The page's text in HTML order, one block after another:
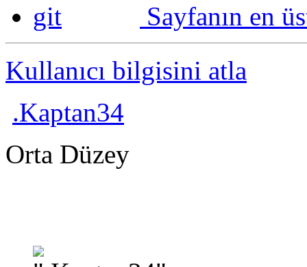
Sayfanın en
Kullanıcı bilgisini atla
.Kaptan34
Orta Düzey